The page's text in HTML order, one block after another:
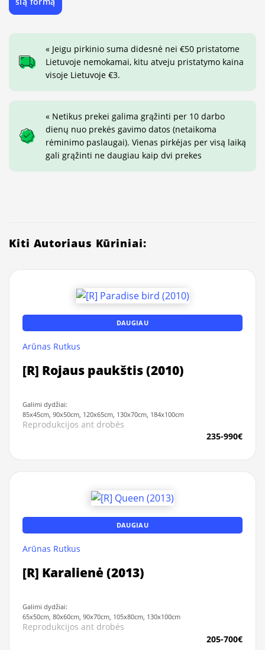
« Jeigu pirkinio suma didesnė nei €50 pristatome
Lietuvoje nemokamai, kitu atveju pristatymo kaina
visoje Lietuvoje €3.
« Netikus prekei galima grąžinti per 10 darbo
dienų nuo prekės gavimo datos (netaikoma
rėminimo paslaugai). Vienas pirkėjas per visą laiką
gali grąžinti ne daugiau kaip dvi prekes
Kiti Autoriaus Kūriniai:
DAUGIAU
Arūnas Rutkus
[R] Rojaus paukštis (2010)
Galimi dydžiai:
85x45cm, 90x50cm, 120x65cm, 130x70cm, 184x100cm
Reprodukcijos ant drobės
235-990€
DAUGIAU
Arūnas Rutkus
[R] Karalienė (2013)
Galimi dydžiai:
65x50cm, 80x60cm, 90x70cm, 105x80cm, 130x100cm
Reprodukcijos ant drobės
205-700€